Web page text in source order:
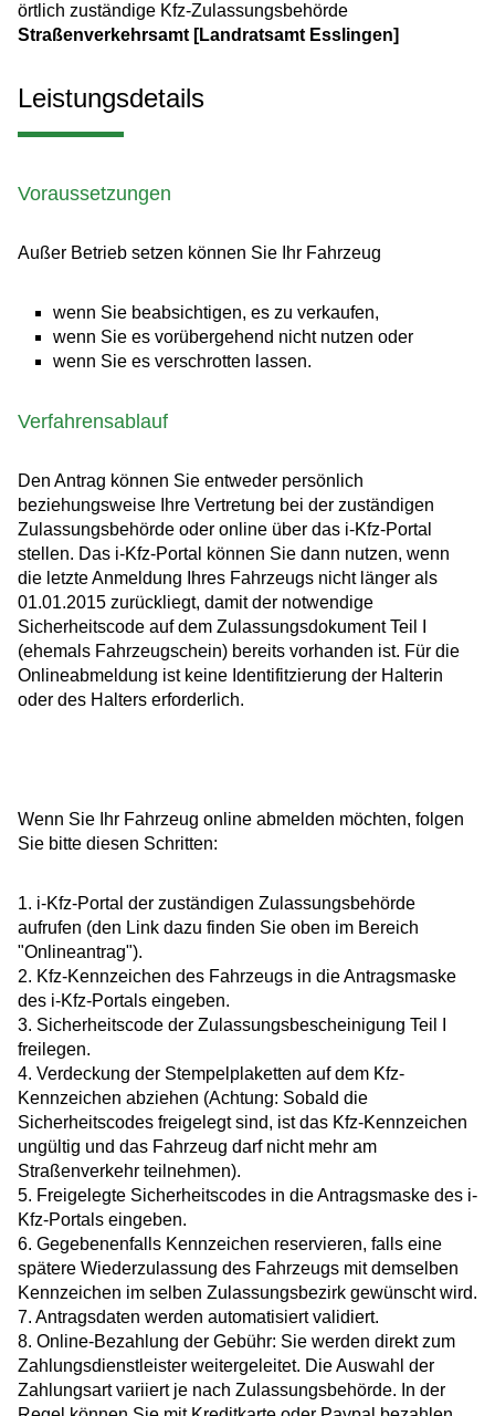
örtlich zuständige Kfz-Zulassungsbehörde
Straßenverkehrsamt [Landratsamt Esslingen]
Leistungsdetails
Voraussetzungen
Außer Betrieb setzen können Sie Ihr Fahrzeug
wenn Sie beabsichtigen, es zu verkaufen,
wenn Sie es vorübergehend nicht nutzen oder
wenn Sie es verschrotten lassen.
Verfahrensablauf
Den Antrag können Sie entweder persönlich
beziehungsweise Ihre Vertretung bei der zuständigen
Zulassungsbehörde oder online über das i-Kfz-Portal
stellen. Das i-Kfz-Portal können Sie dann nutzen, wenn
die letzte Anmeldung Ihres Fahrzeugs nicht länger als
01.01.2015 zurückliegt, damit der notwendige
Sicherheitscode auf dem Zulassungsdokument Teil I
(ehemals Fahrzeugschein) bereits vorhanden ist. Für die
Onlineabmeldung ist keine Identifitzierung der Halterin
oder des Halters erforderlich.
Wenn Sie Ihr Fahrzeug online abmelden möchten, folgen
Sie bitte diesen Schritten:
1. i-Kfz-Portal der zuständigen Zulassungsbehörde
aufrufen (den Link dazu finden Sie oben im Bereich
"Onlineantrag").
2. Kfz-Kennzeichen des Fahrzeugs in die Antragsmaske
des i-Kfz-Portals eingeben.
3. Sicherheitscode der Zulassungsbescheinigung Teil
freilegen.
4. Verdeckung der Stempelplaketten auf dem Kfz-
Kennzeichen abziehen (Achtung: Sobald die
Sicherheitscodes freigelegt sind, ist das Kfz-Kennzeichen
ungültig und das Fahrzeug darf nicht mehr am
Straßenverkehr teilnehmen).
5. Freigelegte Sicherheitscodes in die Antragsmaske des i-
Kfz-Portals eingeben.
6. Gegebenenfalls Kennzeichen reservieren, falls eine
spätere Wiederzulassung des Fahrzeugs mit demselben
Kennzeichen im selben Zulassungsbezirk gewünscht wird.
7. Antragsdaten werden automatisiert validiert.
8. Online-Bezahlung der Gebühr: Sie werden direkt zum
Zahlungsdienstleister weitergeleitet. Die Auswahl der
Zahlungsart variiert je nach Zulassungsbehörde. In der